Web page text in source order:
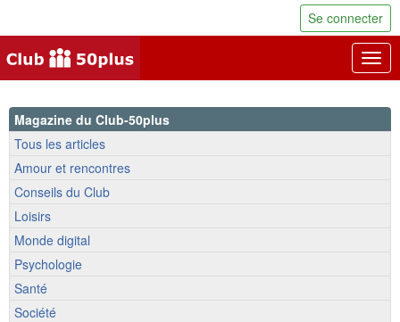
Se connecter
Magazine du Club-50plus
Tous les articles
Amour et rencontres
Conseils du Club
Loisirs
Monde digital
Psychologie
Santé
Société